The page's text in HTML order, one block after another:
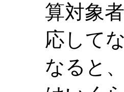
算対象
応して
なると